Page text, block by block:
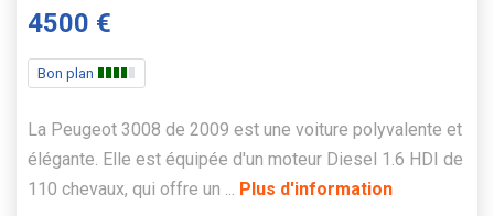
4500 €
Bon plan
La Peugeot 3008 de 2009 est une voiture polyvalente et
élégante. Elle est équipée d'un moteur Diesel 1.6 HDI de
110 chevaux, qui offre un ... Plus d'information